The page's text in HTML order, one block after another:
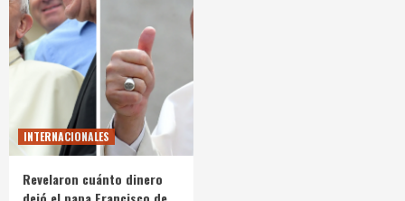
INTERNACIONALES
Revelaron cuánto dinero